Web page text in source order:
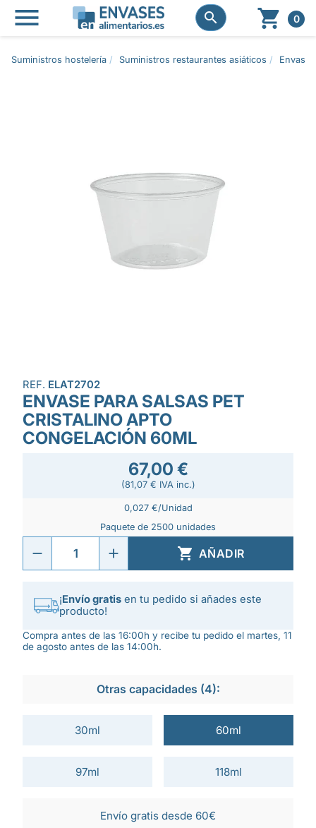
 
  0
Suministros hostelería Suministros restaurantes asiáticos
REF. ELAT2702
ENVASE PARA SALSAS PET
CRISTALINO APTO
CONGELACIÓN 60ML
67,00 €
(81,07 € IVA inc.)
0,027 €/Unidad
Paquete de 2500 unidades
 AÑADIR
¡Envío gratis en tu pedido si añades este
producto!
Compra antes de las 16:00h y recibe tu pedido el martes, 11
de agosto antes de las 14:00h.
Otras capacidades (4):
30ml 60ml
97ml 118ml
Envío gratis desde 60€